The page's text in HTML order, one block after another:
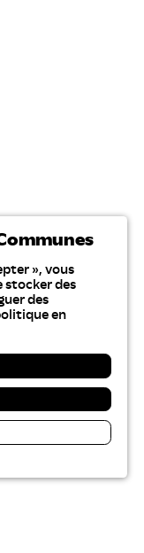
», vous
stocker des
des
en